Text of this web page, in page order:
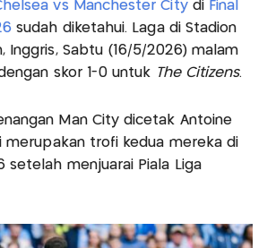
vs Manchester Citydi Final
sudah diketahui. Laga di Stadion
Inggris, Sabtu (16/5/2026) malam
skor 1-0 untuk The Citizens.
Man City dicetak Antoine
merupakan trofi kedua mereka di
setelah menjuarai Piala Liga